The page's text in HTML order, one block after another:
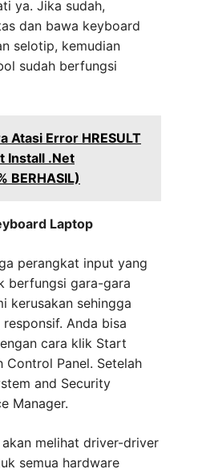
ya. Jika sudah,
dan bawa keyboard
selotip, kemudian
sudah berfungsi
Atasi Error HRESULT
Install .Net
BERHASIL)
Laptop
perangkat input yang
berfungsi gara-gara
kerusakan sehingga
Anda bisa
cara klik Start
Control Panel. Setelah
and Security
Manager.
melihat driver-driver
semua hardware